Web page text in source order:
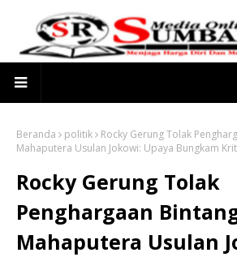
Beranda politik
Rocky Gerung Tolak
Mahaputera Usulan Jokowi: Upaya Bungkam
Rocky Gerung Tolak
Penghargaan
Mahaputera Usulan